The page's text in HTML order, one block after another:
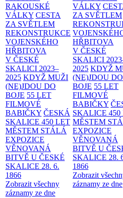
RAKOUSKÉ
VÁLKY CESTA
ZA SVĚTLEM
REKONSTRUKCE
VOJENSKÉHO
HŘBITOVA
V ČESKÉ
SKALICI 2023–
2025 KDYŽ MUŽI
(NE)JDOU DO
BOJE 55 LET
FILMOVÉ
BABIČKY ČESKÁ
SKALICE 450 LET
MĚSTEM STÁLÁ
EXPOZICE
VĚNOVANÁ
BITVĚ U ČESKÉ
SKALICE 28. 6.
1866
Zobrazit všechny
záznamy ze dne
VÁLKY
ZA SVĚTLEM
HŘBITOVA
V ČESKÉ
SKALICI
2025 KDYŽ
(NE)JDOU DO
BOJE 55 LET
FILMOVÉ
BABIČKY
SKALICE 450
MĚSTEM
EXPOZICE
VĚNOVANÁ
BITVĚ U
SKALICE 28.
1866
Zobrazit
záznamy ze dne